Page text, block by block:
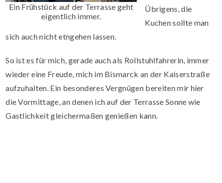
Ein Frühstück auf der Terrasse geht
eigentlich immer.
Übrigens, die
Kuchen sollte man
sich auch nicht etngehen lassen.
So ist es für mich, gerade auch als Rollstuhlfahrerin, immer
wieder eine Freude, mich im Bismarck an der Kaiserstraße
aufzuhalten. Ein besonderes Vergnügen bereiten mir hier
die Vormittage, an denen ich auf der Terrasse Sonne wie
Gastlichkeit gleichermaßen genießen kann.